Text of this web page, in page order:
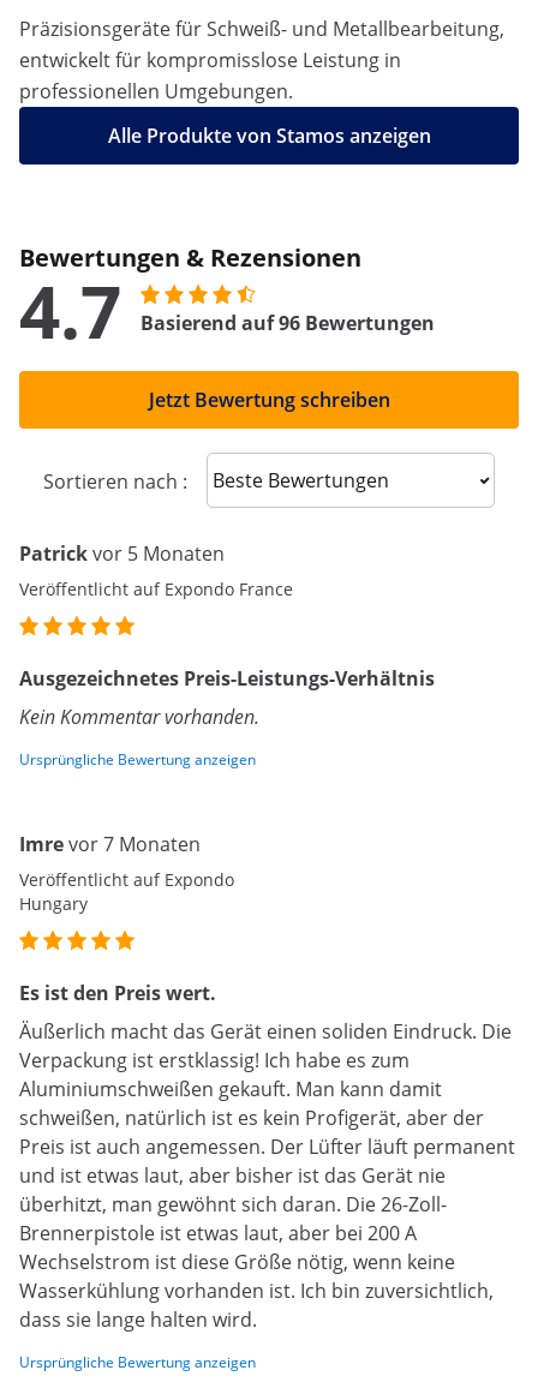
Präzisionsgeräte für Schweiß- und Metallbearbeitung,
entwickelt für kompromisslose Leistung in
professionellen Umgebungen.
Alle Produkte von Stamos anzeigen
Bewertungen & Rezensionen
4.7 Basierend auf 96 Bewertungen
Jetzt Bewertung schreiben
Sortieren nach : Sort reviews
Patrickvor 5 Monaten
Veröffentlicht auf Expondo France
Ausgezeichnetes Preis-Leistungs-Verhältnis
Kein Kommentar vorhanden.
Ursprüngliche Bewertung anzeigen
Imrevor 7 Monaten
Veröffentlicht auf Expondo
Hungary
Es ist den Preis wert.
Äußerlich macht das Gerät einen soliden Eindruck. Die
Verpackung ist erstklassig! Ich habe es zum
Aluminiumschweißen gekauft. Man kann damit
schweißen, natürlich ist es kein Profigerät, aber der
Preis ist auch angemessen. Der Lüfter läuft permanent
und ist etwas laut, aber bisher ist das Gerät nie
überhitzt, man gewöhnt sich daran. Die 26-Zoll-
Brennerpistole ist etwas laut, aber bei 200 A
Wechselstrom ist diese Größe nötig, wenn keine
Wasserkühlung vorhanden ist. Ich bin zuversichtlich,
dass sie lange halten wird.
Ursprüngliche Bewertung anzeigen